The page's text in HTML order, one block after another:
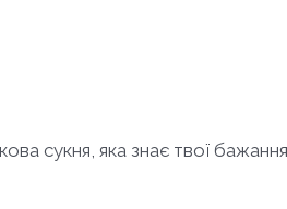
сукня, яка знає твої